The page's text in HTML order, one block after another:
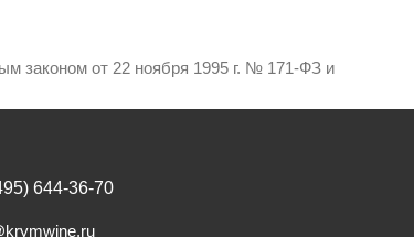
законом от 22 ноября 1995 г. № 171-ФЗ и
644-36-70